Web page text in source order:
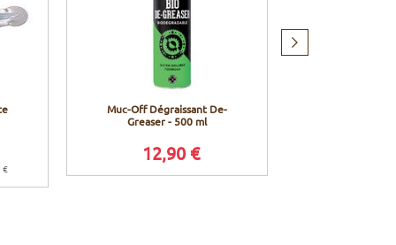
€
Muc-Off Dégraissant De-
Greaser - 500 ml
12,90 €
suivant